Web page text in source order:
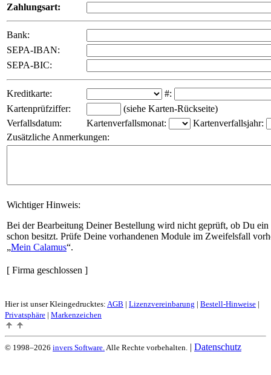
Zahlungsart:
Bank:
SEPA-IBAN:
SEPA-BIC:
Kreditkarte:
#:
Kartenprüfziffer:
(siehe Karten-Rückseite)
Verfallsdatum:
Kartenverfallsmonat:
Kartenverfallsjahr:
Zusätzliche Anmerkungen:
Wichtiger Hinweis:
Bei der Bearbeitung Deiner Bestellung wird nicht geprüft, ob Du ein
schon besitzt. Prüfe Deine vorhandenen Module im Zweifelsfall
Mein Calamus .
[ Firma geschlossen ]
Hier ist unser Kleingedrucktes: AGB | Lizenzvereinbarung | Bestell-Hinweise |
Privatsphäre | Markenzeichen
© 1998–2026 invers Software.Alle Rechte vorbehalten. | Datenschutz